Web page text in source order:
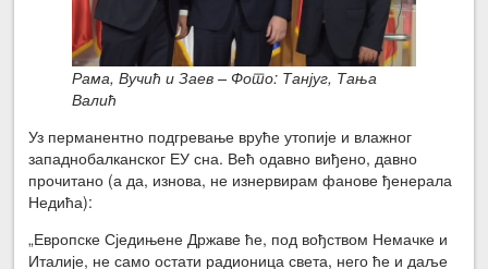
Рама, Вучић и Заев – Фото: Танјуг, Тања
Валић
Уз перманентно подгревање вруће утопије и влажног
западнобалканског ЕУ сна. Већ одавно виђено, давно
прочитано (а да, изнова, не изнервирам фанове ђенерала
Недића):
„Европске Сједињене Државе ће, под вођством Немачке и
Италије, не само остати радионица света, него ће и даље